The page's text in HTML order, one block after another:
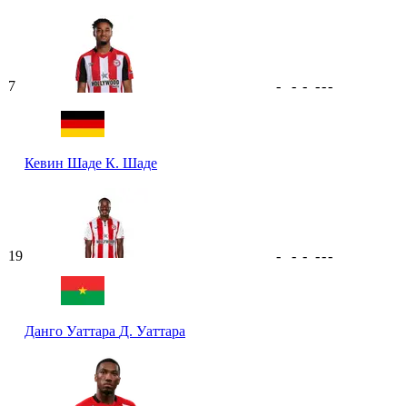
7
Кевин Шаде К. Шаде
- - - ---
19
Данго Уаттара Д. Уаттара
- - - ---